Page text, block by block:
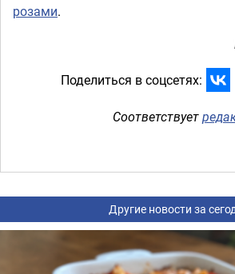
розами.
Поделиться в соцсетях:
Соответствует
Другие новости за